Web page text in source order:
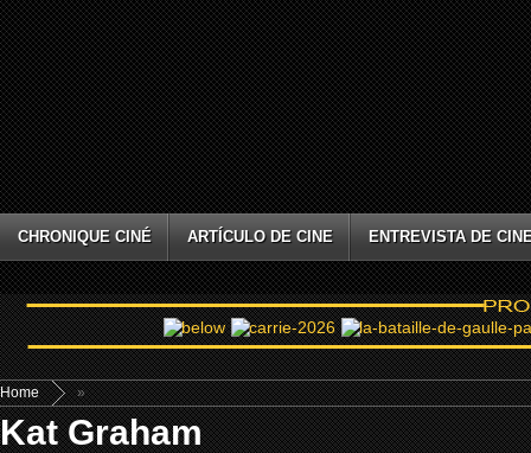
CHRONIQUE CINÉ ARTÍCULO DE CINE ENTREVISTA DE
Home »
Kat Graham